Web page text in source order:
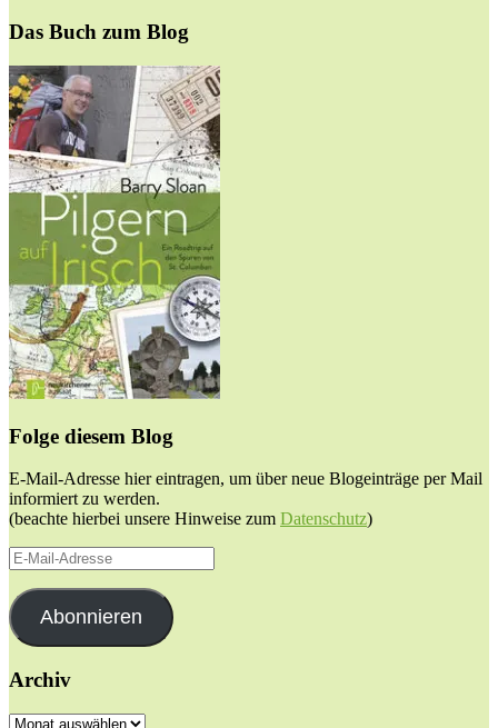
Das Buch zum Blog
Folge diesem Blog
E-Mail-Adresse hier eintragen, um über neue Blogeinträge per Mail
informiert zu werden.
(beachte hierbei unsere Hinweise zum Datenschutz)
E-
Mail-
Adresse
Abonnieren
Archiv
Archiv